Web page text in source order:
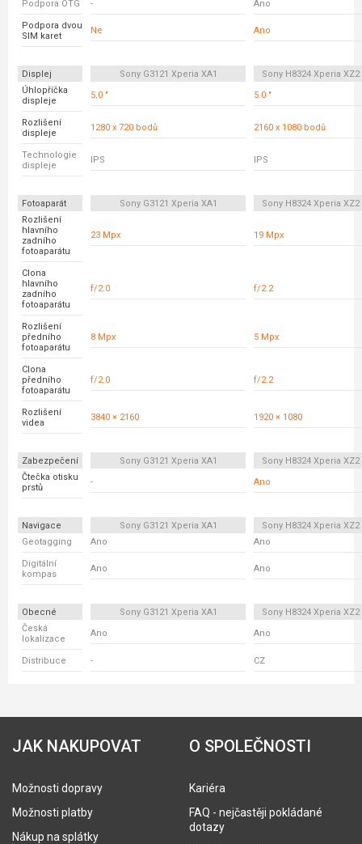
Podpora OTG - Ano
Podpora dvou
SIM karet
Ne Ano
Displej Sony G3121 Xperia XA1
Sony H8324 Xperia
Úhlopříčka
displeje
5,0 " 5.0 "
Rozlišení
displeje
1280 x 720 bodů 2160 x 1080 bodů
Technologie
displeje
IPS IPS
Fotoaparát Sony G3121 Xperia XA1
Sony H8324 Xperia
Rozlišení
hlavního
zadního
fotoaparátu
23 Mpx 19 Mpx
Clona
hlavního
zadního
fotoaparátu
f/2.0 f/2.2
Rozlišení
předního
fotoaparátu
8 Mpx 5 Mpx
Clona
předního
fotoaparátu
f/2.0 f/2.2
Rozlišení
videa
3840 × 2160 1920 × 1080
Zabezpečení Sony G3121 Xperia XA1
Sony H8324 Xperia
Čtečka otisku
prstů
- Ano
Navigace Sony G3121 Xperia XA1
Sony H8324 Xperia
Geotagging
Ano Ano
Digitální
kompas
Ano Ano
Obecné Sony G3121 Xperia XA1
Sony H8324 Xperia
Česká
lokalizace
Ano Ano
Distribuce - CZ
JAK NAKUPOVAT
Možnosti dopravy
Možnosti platby
Nákup na splátky
O SPOLEČNOSTI
Kariéra
FAQ - nejčastěji pokládané
dotazy